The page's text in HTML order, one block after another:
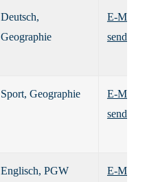
Deutsch,
Geographie
E-Mail
senden
Sport, Geographie
E-Mail
senden
Englisch, PGW E-Mail